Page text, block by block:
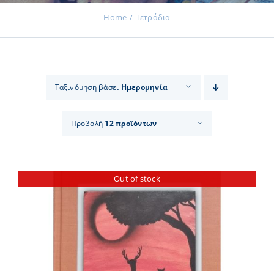
Home Τετράδια
Ταξινόμηση βάσει Ημερομηνία
Προβολή 12 προϊόντων
Out of stock